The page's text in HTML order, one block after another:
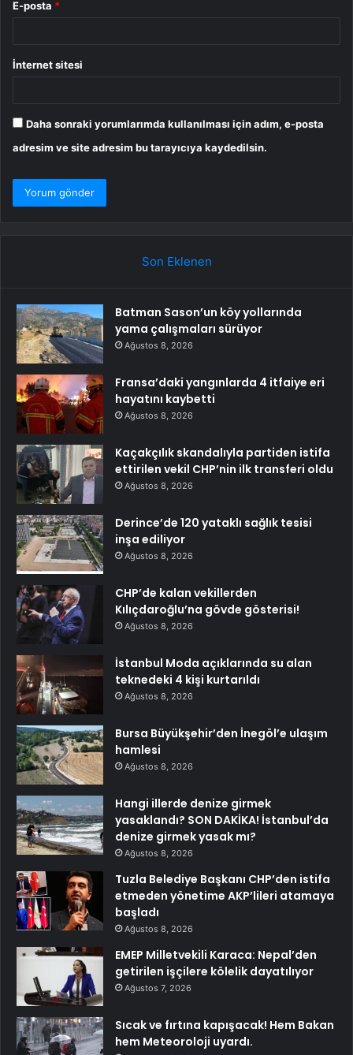
E-posta *
İnternet sitesi
Daha sonraki yorumlarımda kullanılması için adım, e-posta
adresim ve site adresim bu tarayıcıya kaydedilsin.
Son Eklenen
Batman Sason’un köy yollarında
yama çalışmaları sürüyor
Ağustos 8, 2026
Fransa’daki yangınlarda 4 itfaiye eri
hayatını kaybetti
Ağustos 8, 2026
Kaçakçılık skandalıyla partiden istifa
ettirilen vekil CHP’nin ilk transferi oldu
Ağustos 8, 2026
Derince’de 120 yataklı sağlık tesisi
inşa ediliyor
Ağustos 8, 2026
CHP’de kalan vekillerden
Kılıçdaroğlu’na gövde gösterisi!
Ağustos 8, 2026
İstanbul Moda açıklarında su alan
teknedeki 4 kişi kurtarıldı
Ağustos 8, 2026
Bursa Büyükşehir’den İnegöl’e ulaşım
hamlesi
Ağustos 8, 2026
Hangi illerde denize girmek
yasaklandı? SON DAKİKA! İstanbul’da
denize girmek yasak mı?
Ağustos 8, 2026
Tuzla Belediye Başkanı CHP’den istifa
etmeden yönetime AKP’lileri atamaya
başladı
Ağustos 8, 2026
EMEP Milletvekili Karaca: Nepal’den
getirilen işçilere kölelik dayatılıyor
Ağustos 7, 2026
Sıcak ve fırtına kapışacak! Hem Bakan
hem Meteoroloji uyardı.